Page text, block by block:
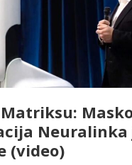
Neuralinka
(video)